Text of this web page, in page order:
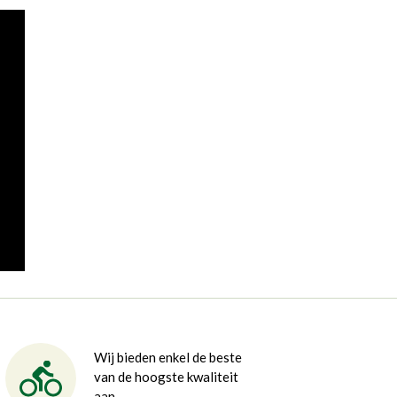
Wij bieden enkel de beste
van de hoogste kwaliteit